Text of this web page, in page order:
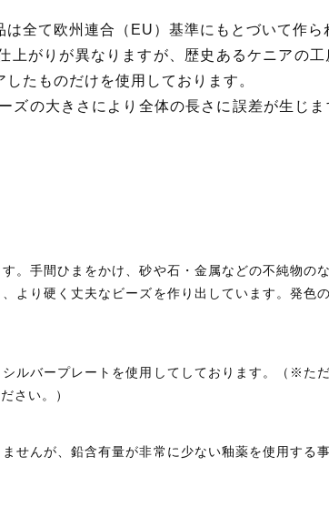
全て欧州連合（EU）基準にもとづいて作ら
がりが異なりますが、歴史あるケニアの
たものだけを使用しております。
の大きさにより全体の長さに誤差が生じま
。手間ひまをかけ、砂や石・金属などの不純物の
より硬く丈夫なビーズを作り出しています。発色
ルバープレートを使用してしております。（※た
さい。）
せんが、鉛含有量が非常に少ない釉薬を使用する
ソーラーラン
ルギー）
ファッション
ギフトラッピ